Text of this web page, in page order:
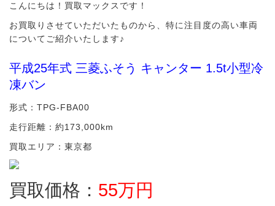
こんにちは！買取マックスです！
お買取りさせていただいたものから、特に注目度の高い車両
についてご紹介いたします♪
平成25年式 三菱ふそう キャンター 1.5t小型冷
凍バン
形式：TPG-FBA00
走行距離：約173,000km
買取エリア：東京都
買取価格： 55万円